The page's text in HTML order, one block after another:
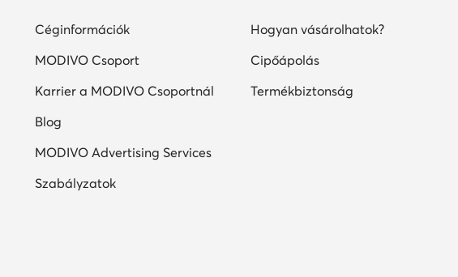
Céginformációk
MODIVO Csoport
Karrier a MODIVO Csoportnál
Blog
MODIVO Advertising Services
Szabályzatok
Hogyan vásárolhatok?
Cipőápolás
Termékbiztonság